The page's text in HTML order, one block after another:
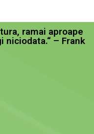
ramai aproape
niciodata.“ – Frank